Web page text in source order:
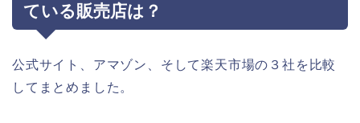
ている販売店は？
公式サイト、アマゾン、そして楽天市場の３社を比較
してまとめました。